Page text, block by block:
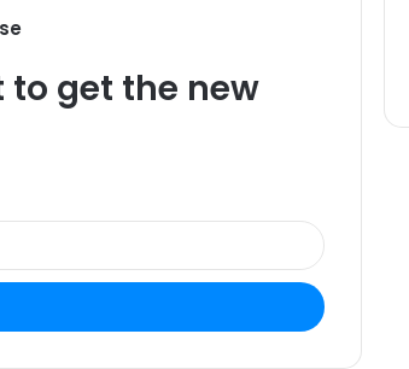
get the new